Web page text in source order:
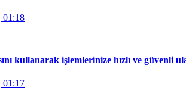
01:18
kullanarak işlemlerinize hızlı ve güvenli
01:17